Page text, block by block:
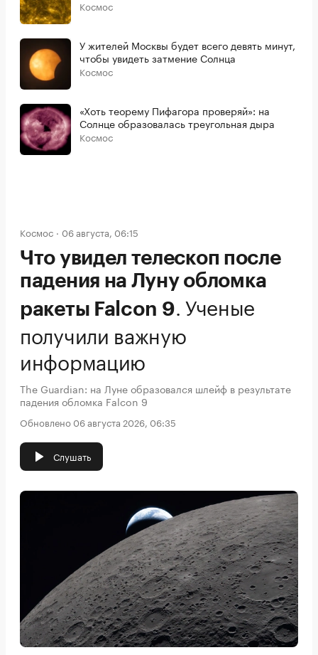
Космос
У жителей Москвы будет всего девять минут,
чтобы увидеть затмение Солнца
Космос
«Хоть теорему Пифагора проверяй»: на
Солнце образовалась треугольная дыра
Космос
Космос 06 августа, 06:15
Что увидел телескоп после
падения на Луну обломка
ракеты Falcon 9.Ученые
получили важную
информацию
The Guardian: на Луне образовался шлейф в результате
падения обломка Falcon 9
Обновлено 06 августа 2026, 06:35
Слушать